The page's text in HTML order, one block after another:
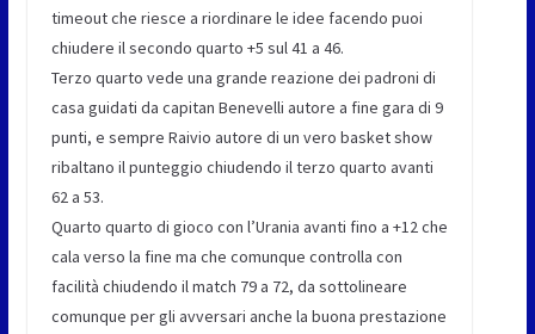
timeout che riesce a riordinare le idee facendo puoi
chiudere il secondo quarto +5 sul 41 a 46.
Terzo quarto vede una grande reazione dei padroni di
casa guidati da capitan Benevelli autore a fine gara di 9
punti, e sempre Raivio autore di un vero basket show
ribaltano il punteggio chiudendo il terzo quarto avanti
62 a 53.
Quarto quarto di gioco con l’Urania avanti fino a +12 che
cala verso la fine ma che comunque controlla con
facilità chiudendo il match 79 a 72, da sottolineare
comunque per gli avversari anche la buona prestazione